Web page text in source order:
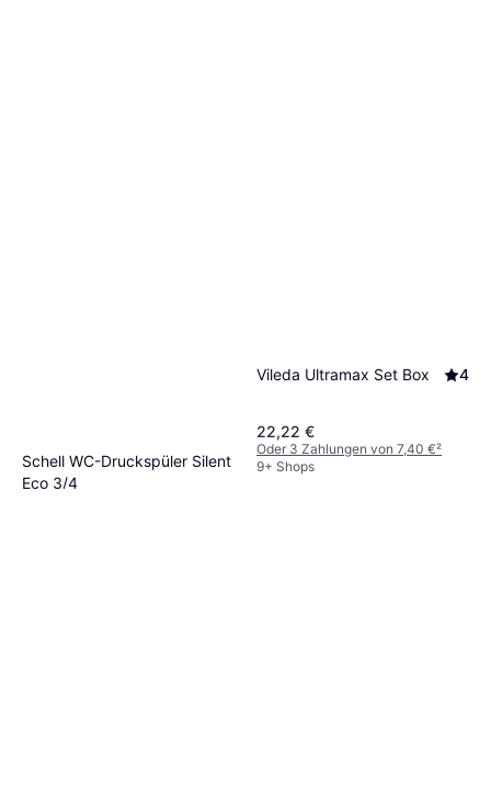
Schell WC-Druckspüler Silent
Eco 3/4
Vileda Ultramax Set Box 4
22,22 €
Oder 3 Zahlungen von 7,40 €²
9+ Shops